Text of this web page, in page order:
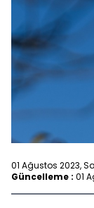
01 Ağustos 2023,
Güncelleme : 01